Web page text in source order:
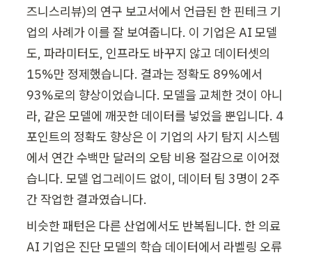
즈니스리뷰)의 연구 보고서에서 언급된 한 핀테크 기
업의 사례가 이를 잘 보여줍니다. 이 기업은 AI 모델
도, 파라미터도, 인프라도 바꾸지 않고 데이터셋의
15%만 정제했습니다. 결과는 정확도 89%에서
93%로의 향상이었습니다. 모델을 교체한 것이 아니
라, 같은 모델에 깨끗한 데이터를 넣었을 뿐입니다. 4
포인트의 정확도 향상은 이 기업의 사기 탐지 시스템
에서 연간 수백만 달러의 오탐 비용 절감으로 이어졌
습니다. 모델 업그레이드 없이, 데이터 팀 3명이 2주
간 작업한 결과였습니다.
비슷한 패턴은 다른 산업에서도 반복됩니다. 한 의료
AI 기업은 진단 모델의 학습 데이터에서 라벨링 오류